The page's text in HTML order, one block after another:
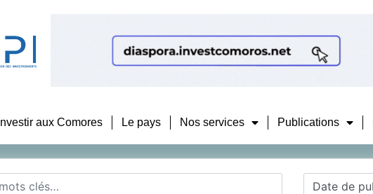
Investir aux Comores Le pays Nos services Publications